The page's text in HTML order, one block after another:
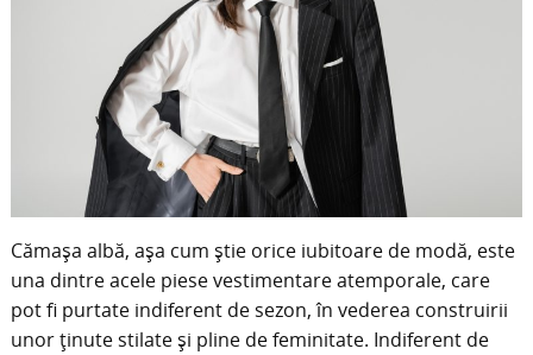
Cămașa albă, așa cum știe orice iubitoare de modă, este
una dintre acele piese vestimentare atemporale, care
pot fi purtate indiferent de sezon, în vederea construirii
unor ținute stilate și pline de feminitate. Indiferent de